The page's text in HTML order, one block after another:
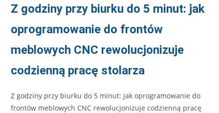
Z godziny przy biurku do 5 minut: jak
oprogramowanie do frontów
meblowych CNC rewolucjonizuje
codzienną pracę stolarza
Z godziny przy biurku do 5 minut: jak oprogramowanie do
frontów meblowych CNC rewolucjonizuje codzienną pracę